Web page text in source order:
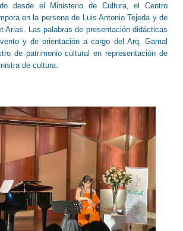
desde el Ministerio de Cultura, el Centro
en la persona de Luis Antonio Tejeda y de
Arias. Las palabras de presentación didácticas
y de orientación a cargo del Arq. Gamal
de patrimonio cultural en representación de
de cultura.